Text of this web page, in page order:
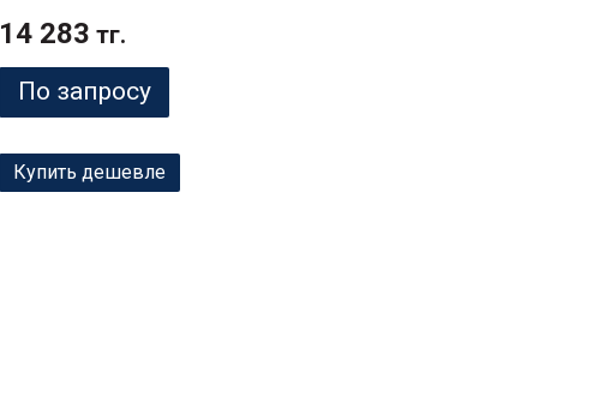
14 283 тг.
По запросу
Купить дешевле